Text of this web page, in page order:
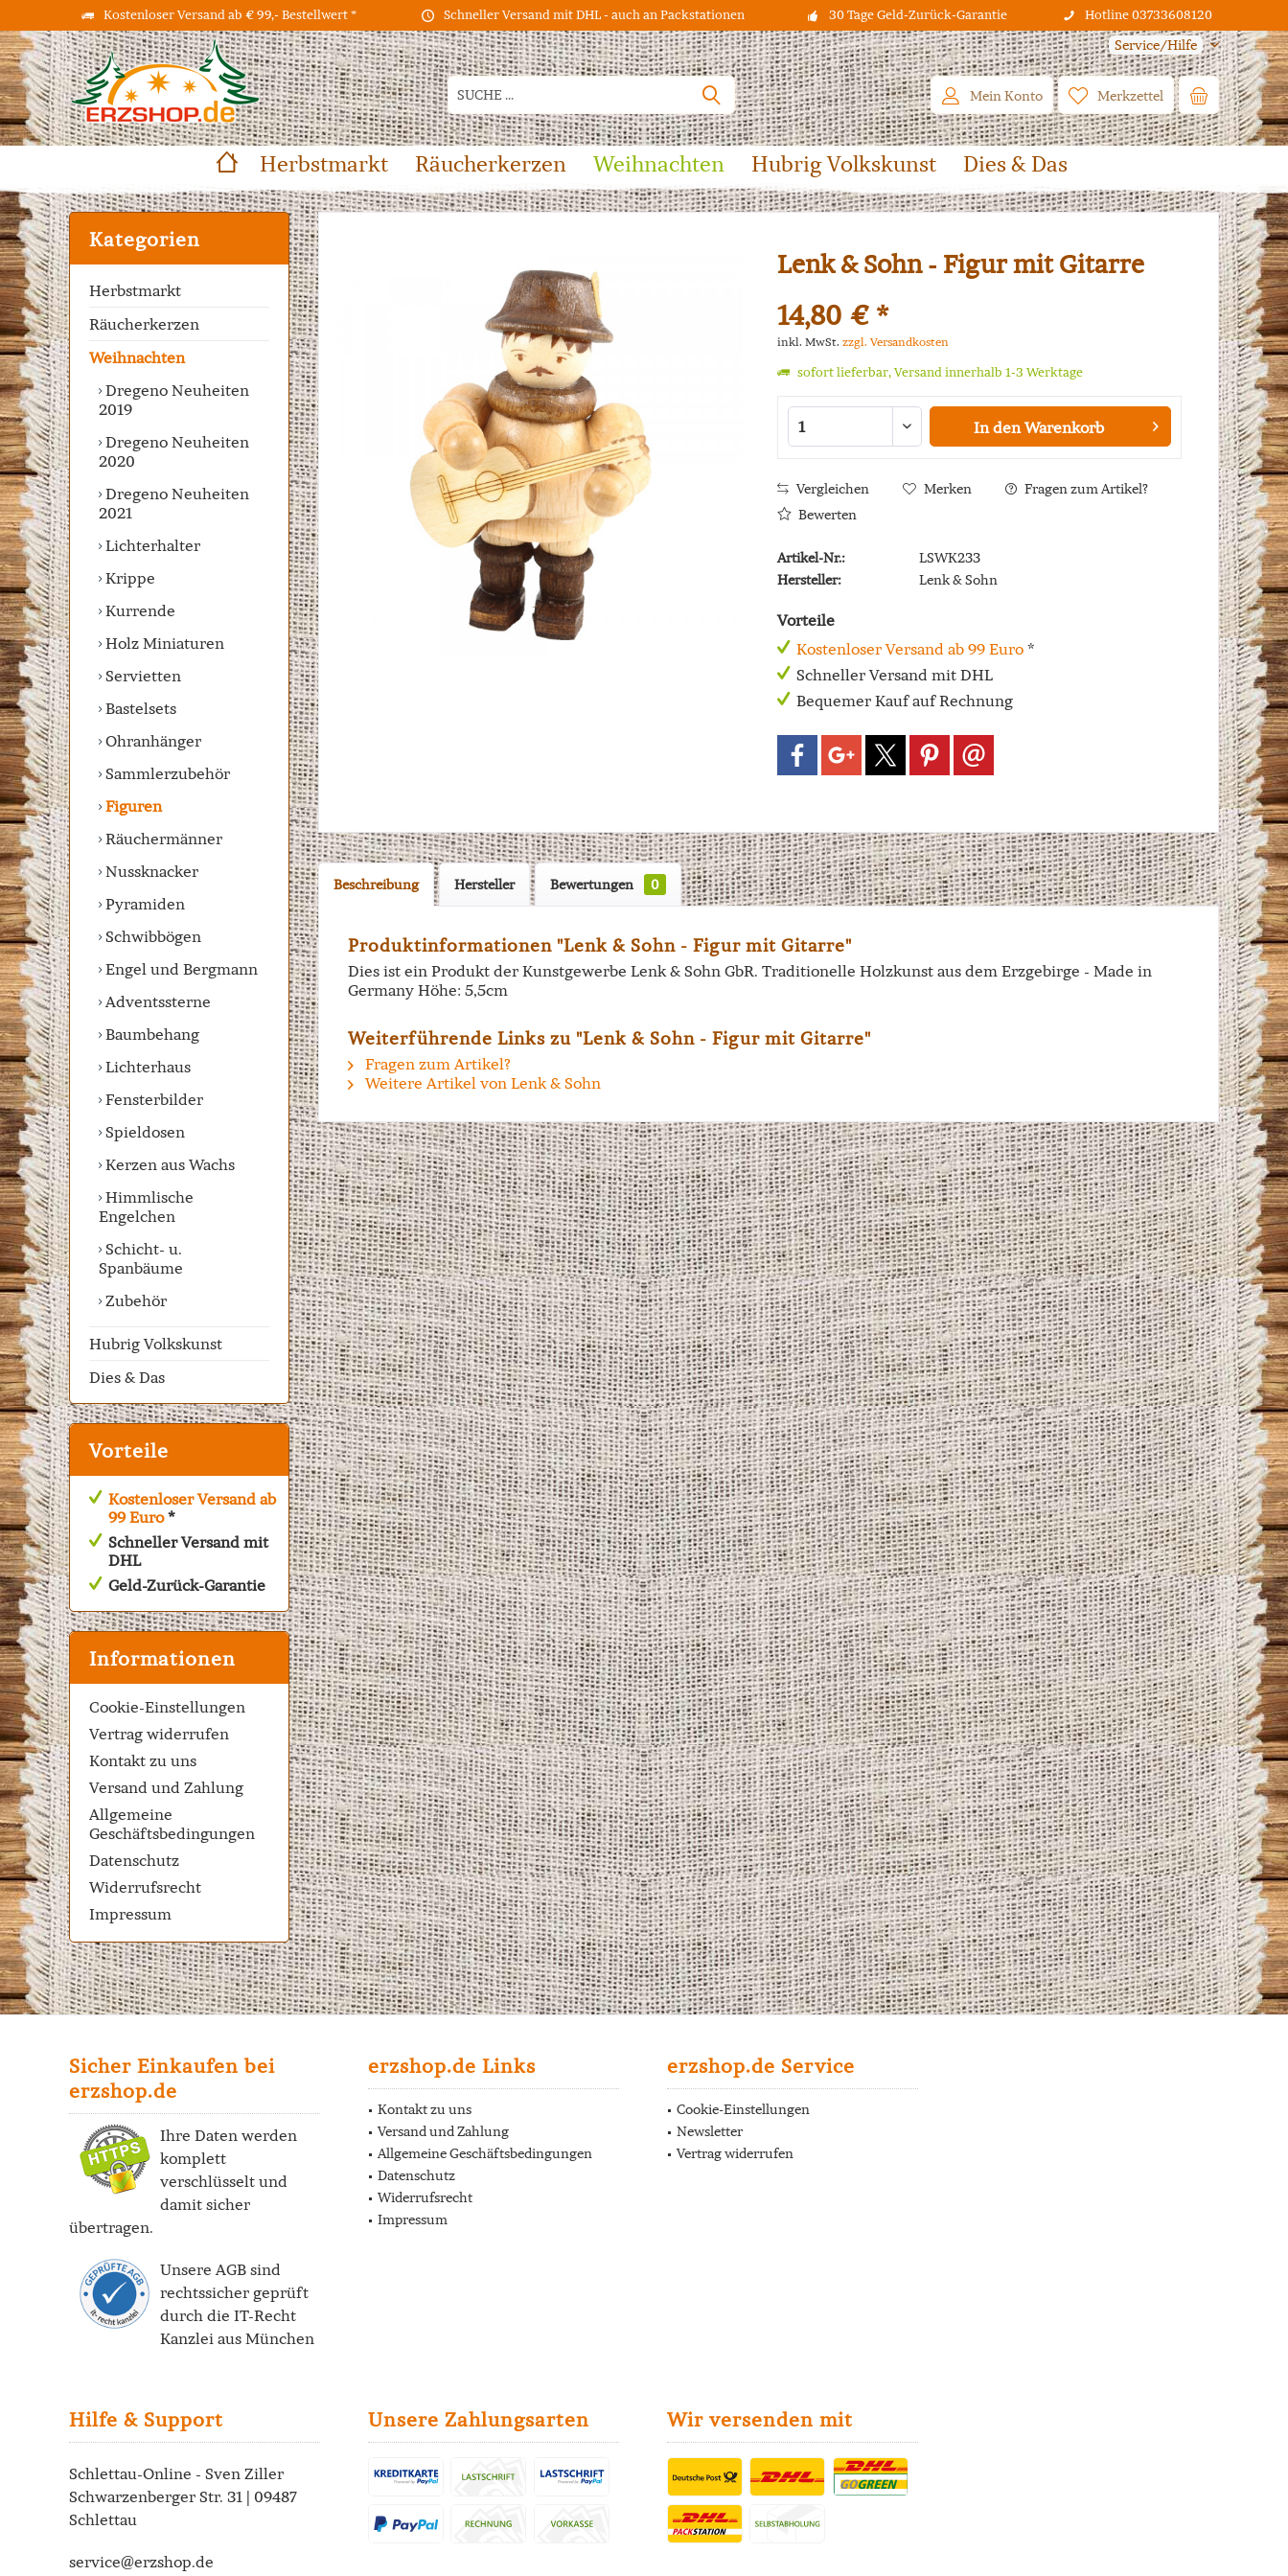
Kostenloser Versand ab € 99,- Bestellwert * Schneller Versand mit DHL - auch an Packstationen 30 Tage Geld-Zurück-Garantie Hotline 03733608120
Service/Hilfe
Merkzettel
Mein Konto
Herbstmarkt Räucherkerzen Weihnachten Hubrig Volkskunst Dies & Das
Kategorien
Herbstmarkt
Räucherkerzen
Weihnachten
Dregeno Neuheiten
2019
Dregeno Neuheiten
2020
Dregeno Neuheiten
2021
Lichterhalter
Krippe
Kurrende
Holz Miniaturen
Servietten
Bastelsets
Ohranhänger
Sammlerzubehör
Figuren
Räuchermänner
Nussknacker
Pyramiden
Schwibbögen
Engel und Bergmann
Adventssterne
Baumbehang
Lichterhaus
Fensterbilder
Spieldosen
Kerzen aus Wachs
Himmlische
Engelchen
Schicht- u.
Spanbäume
Zubehör
Hubrig Volkskunst
Dies & Das
Vorteile
Kostenloser Versand ab
99 Euro*
Schneller Versand mit
DHL
Geld-Zurück-Garantie
Informationen
Cookie-Einstellungen
Vertrag widerrufen
Kontakt zu uns
Versand und Zahlung
Allgemeine
Geschäftsbedingungen
Datenschutz
Widerrufsrecht
Impressum
Lenk & Sohn - Figur mit Gitarre
14,80 € *
inkl. MwSt. zzgl. Versandkosten
sofort lieferbar, Versand innerhalb 1-3 Werktage
In den Warenkorb
Vergleichen Merken
Fragen zum Artikel?
Bewerten
Artikel-Nr.:
LSWK233
Hersteller:
Lenk & Sohn
Vorteile
Kostenloser Versand ab 99 Euro*
Schneller Versand mit DHL
Bequemer Kauf auf Rechnung
Beschreibung Hersteller Bewertungen 0
Produktinformationen "Lenk & Sohn - Figur mit Gitarre"
Dies ist ein Produkt der Kunstgewerbe Lenk & Sohn GbR. Traditionelle Holzkunst aus dem Erzgebirge - Made in
Germany Höhe: 5,5cm
Weiterführende Links zu "Lenk & Sohn - Figur mit Gitarre"
Fragen zum Artikel?
Weitere Artikel von Lenk & Sohn
Sicher Einkaufen bei
erzshop.de
Ihre Daten werden
komplett
verschlüsselt und
damit sicher
übertragen.
Unsere AGB sind
rechtssicher geprüft
durch die IT-Recht
Kanzlei aus München
erzshop.de Links
Kontakt zu uns
Versand und Zahlung
Allgemeine Geschäftsbedingungen
Datenschutz
Widerrufsrecht
Impressum
erzshop.de Service
Cookie-Einstellungen
Newsletter
Vertrag widerrufen
Hilfe & Support
Schlettau-Online - Sven Ziller
Schwarzenberger Str. 31 | 09487
Schlettau
service@erzshop.de
Unsere Zahlungsarten Wir versenden mit